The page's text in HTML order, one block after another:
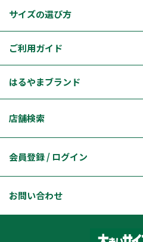
サイズの選び方
ご利用ガイド
はるやまブランド
店舗検索
会員登録 / ログイン
お問い合わせ